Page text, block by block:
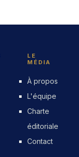
LE
MÉDIA
À propos
L'équipe
Charte
éditoriale
Contact